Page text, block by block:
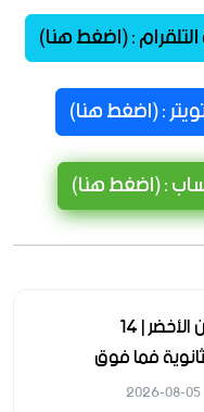
: (اضغط هنا)
: (اضغط هنا)
: (اضغط هنا)
شركة نيوم للهيدروجين الأخضر | 14
فما فوق